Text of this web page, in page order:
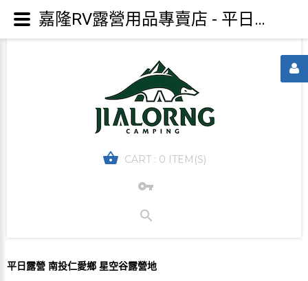
CART : 0 ITEM(S)
平日露營 南投仁愛鄉 星空谷露營地
嘉隆RV露營用品專賣店 - 平日露營 南投仁愛鄉 星空谷露營地